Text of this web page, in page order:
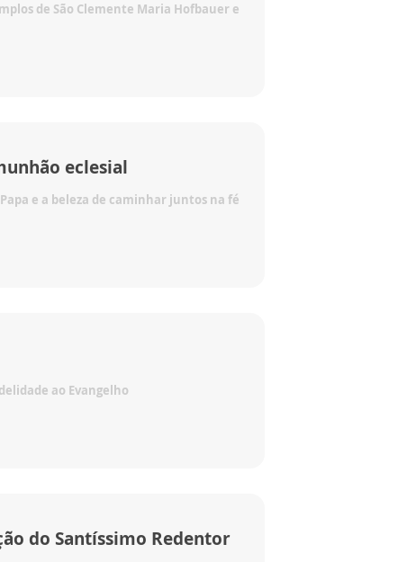
de São Clemente Maria Hofbauer e
eclesial
e a beleza de caminhar juntos na fé
ao Evangelho
do Santíssimo Redentor